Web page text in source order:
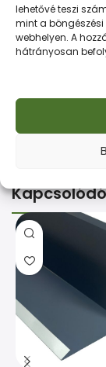
lehetővé teszi
mint a
webhelyen. A
hátrányosan
vettük a
rugalmas
számukra,
össze, ezzel
a szél
stabil és